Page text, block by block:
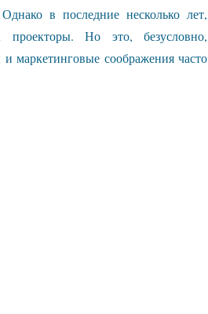
в последние несколько лет,
проекторы. Но это, безусловно,
маркетинговые соображения часто